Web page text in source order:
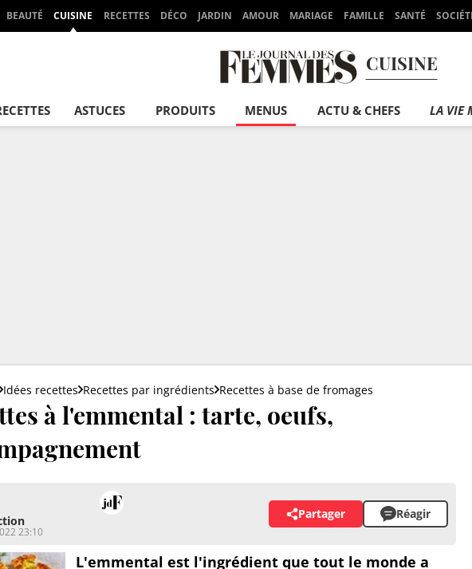
BEAUTÉ CUISINE RECETTES DÉCO JARDIN AMOUR MARIAGE FAMILLE SANTÉ
CUISINE
ASTUCES PRODUITS MENUS ACTU & CHEFS LA VIE
Idées recettes Recettes par ingrédients Recettes à base de fromages
à l'emmental : tarte, oeufs,
23:10
Partager Réagir
L'emmental est l'ingrédient que tout le monde a